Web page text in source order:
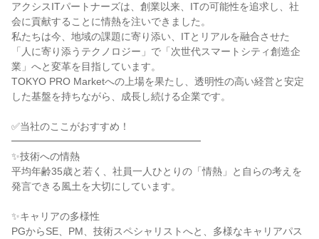
アクシスITパートナーズは、創業以来、ITの可能性を追求し、社
会に貢献することに情熱を注いできました。
私たちは今、地域の課題に寄り添い、ITとリアルを融合させた
「人に寄り添うテクノロジー」で「次世代スマートシティ創造企
業」へと変革を目指しています。
TOKYO PRO Marketへの上場を果たし、透明性の高い経営と安定
した基盤を持ちながら、成長し続ける企業です。
✅当社のここがおすすめ！
━━━━━━━━━━━━━━━━━━━
✨技術への情熱
平均年齢35歳と若く、社員一人ひとりの「情熱」と自らの考えを
発言できる風土を大切にしています。
✨キャリアの多様性
PGからSE、PM、技術スペシャリストへと、多様なキャリアパス